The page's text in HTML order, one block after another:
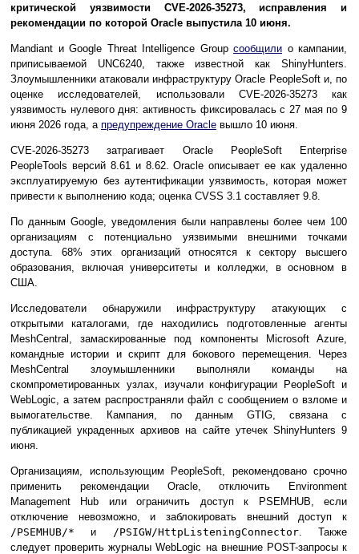
критической уязвимости CVE-2026-35273, исправления и
рекомендации по которой Oracle выпустила 10 июня.
Mandiant и Google Threat Intelligence Group сообщили о кампании,
приписываемой UNC6240, также известной как ShinyHunters.
Злоумышленники атаковали инфраструктуру Oracle PeopleSoft и, по
оценке исследователей, использовали CVE-2026-35273 как
уязвимость нулевого дня: активность фиксировалась с 27 мая по 9
июня 2026 года, а предупреждение Oracle вышло 10 июня.
CVE-2026-35273 затрагивает Oracle PeopleSoft Enterprise
PeopleTools версий 8.61 и 8.62. Oracle описывает ее как удаленно
эксплуатируемую без аутентификации уязвимость, которая может
привести к выполнению кода; оценка CVSS 3.1 составляет 9.8.
По данным Google, уведомления были направлены более чем 100
организациям с потенциально уязвимыми внешними точками
доступа. 68% этих организаций относятся к сектору высшего
образования, включая университеты и колледжи, в основном в
США.
Исследователи обнаружили инфраструктуру атакующих с
открытыми каталогами, где находились подготовленные агенты
MeshCentral, замаскированные под компоненты Microsoft Azure,
командные истории и скрипт для бокового перемещения. Через
MeshCentral злоумышленники выполняли команды на
скомпрометированных узлах, изучали конфигурации PeopleSoft и
WebLogic, а затем распространяли файл с сообщением о взломе и
вымогательстве. Кампания, по данным GTIG, связана с
публикацией украденных архивов на сайте утечек ShinyHunters 9
июня.
Организациям, использующим PeopleSoft, рекомендовано срочно
применить рекомендации Oracle, отключить Environment
Management Hub или ограничить доступ к PSEMHUB, если
отключение невозможно, и заблокировать внешний доступ к
/PSEMHUB/* и /PSIGW/HttpListeningConnector. Также
следует проверить журналы WebLogic на внешние POST-запросы к